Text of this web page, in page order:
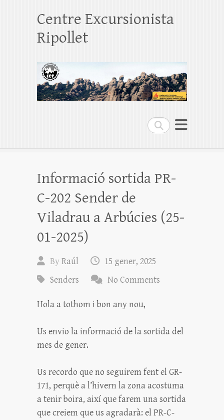
Search
Centre Excursionista
Ripollet
Informació sortida PR-
C-202 Sender de
Viladrau a Arbúcies (25-
01-2025)
ByRaúl
15 gener, 2025
Senders
No Comments
Hola a tothom i bon any nou,
Us envio la informació de la sortida del
mes de gener.
Us recordo que no seguirem fent el GR-
171, perquè a l’hivern la zona acostuma
a tenir boira, així que farem una sortida
que creiem que us agradarà: el PR-C-